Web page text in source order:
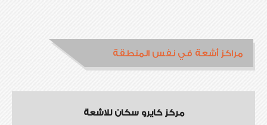
مراكز أشعة في نفس المنطقة
مركز كايرو سكان للاشعة